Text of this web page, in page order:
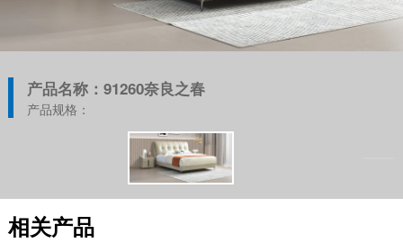
产品名称：91260奈良之春
产品规格：
相关产品